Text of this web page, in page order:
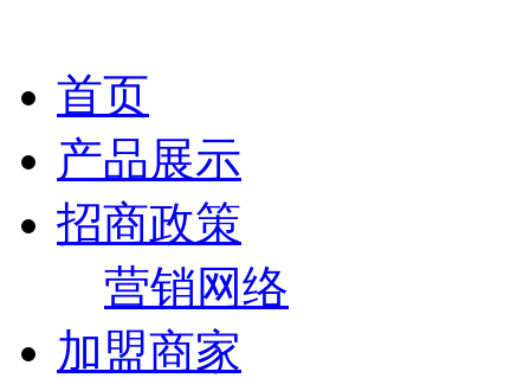
首页
产品展示
招商政策
营销网络
加盟商家